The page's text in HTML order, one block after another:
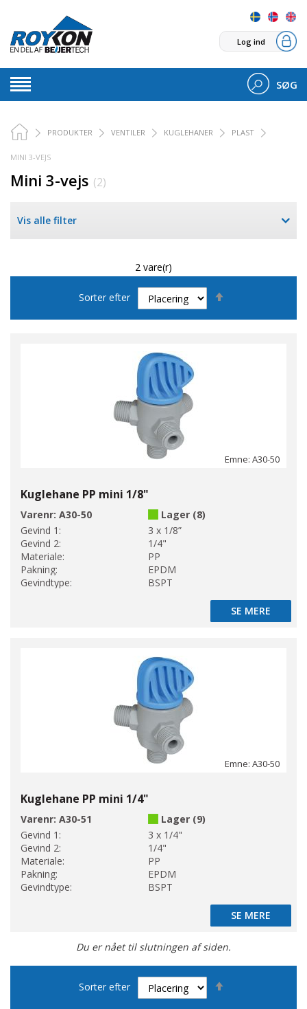
Log ind
SØG
PRODUKTER VENTILER KUGLEHANER PLAST
MINI 3-VEJS
Mini 3-vejs (2)
Vis alle filter
2 vare(r)
Sorter efter
Emne: A30-50
Kuglehane PP mini 1/8"
Varenr: A30-50
Lager (8)
Gevind 1:
3 x 1/8”
Gevind 2:
1/4"
Materiale:
PP
Pakning:
EPDM
Gevindtype:
BSPT
SE MERE
SE MERE
Emne: A30-50
Kuglehane PP mini 1/4"
Varenr: A30-51
Lager (9)
Gevind 1:
3 x 1/4"
Gevind 2:
1/4"
Materiale:
PP
Pakning:
EPDM
Gevindtype:
BSPT
SE MERE
SE MERE
Du er nået til slutningen af siden.
Sorter efter